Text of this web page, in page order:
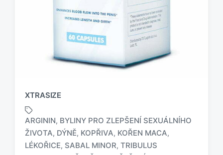
XTRASIZE
z
ARGININ, BYLINY PRO ZLEPŠENÍ SEXUÁLNÍHO
ŽIVOTA, DÝNĚ, KOPŘIVA, KOŘEN MACA,
LÉKOŘICE, SABAL MINOR, TRIBULUS